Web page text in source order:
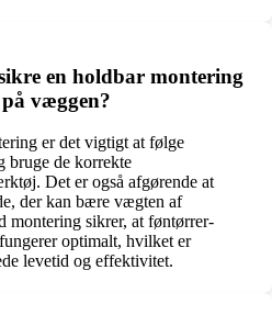
en holdbar montering
væggen?
er det vigtigt at følge
bruge de korrekte
Det er også afgørende at
der kan bære vægten af
montering sikrer, at føntørrer-
optimalt, hvilket er
levetid og effektivitet.